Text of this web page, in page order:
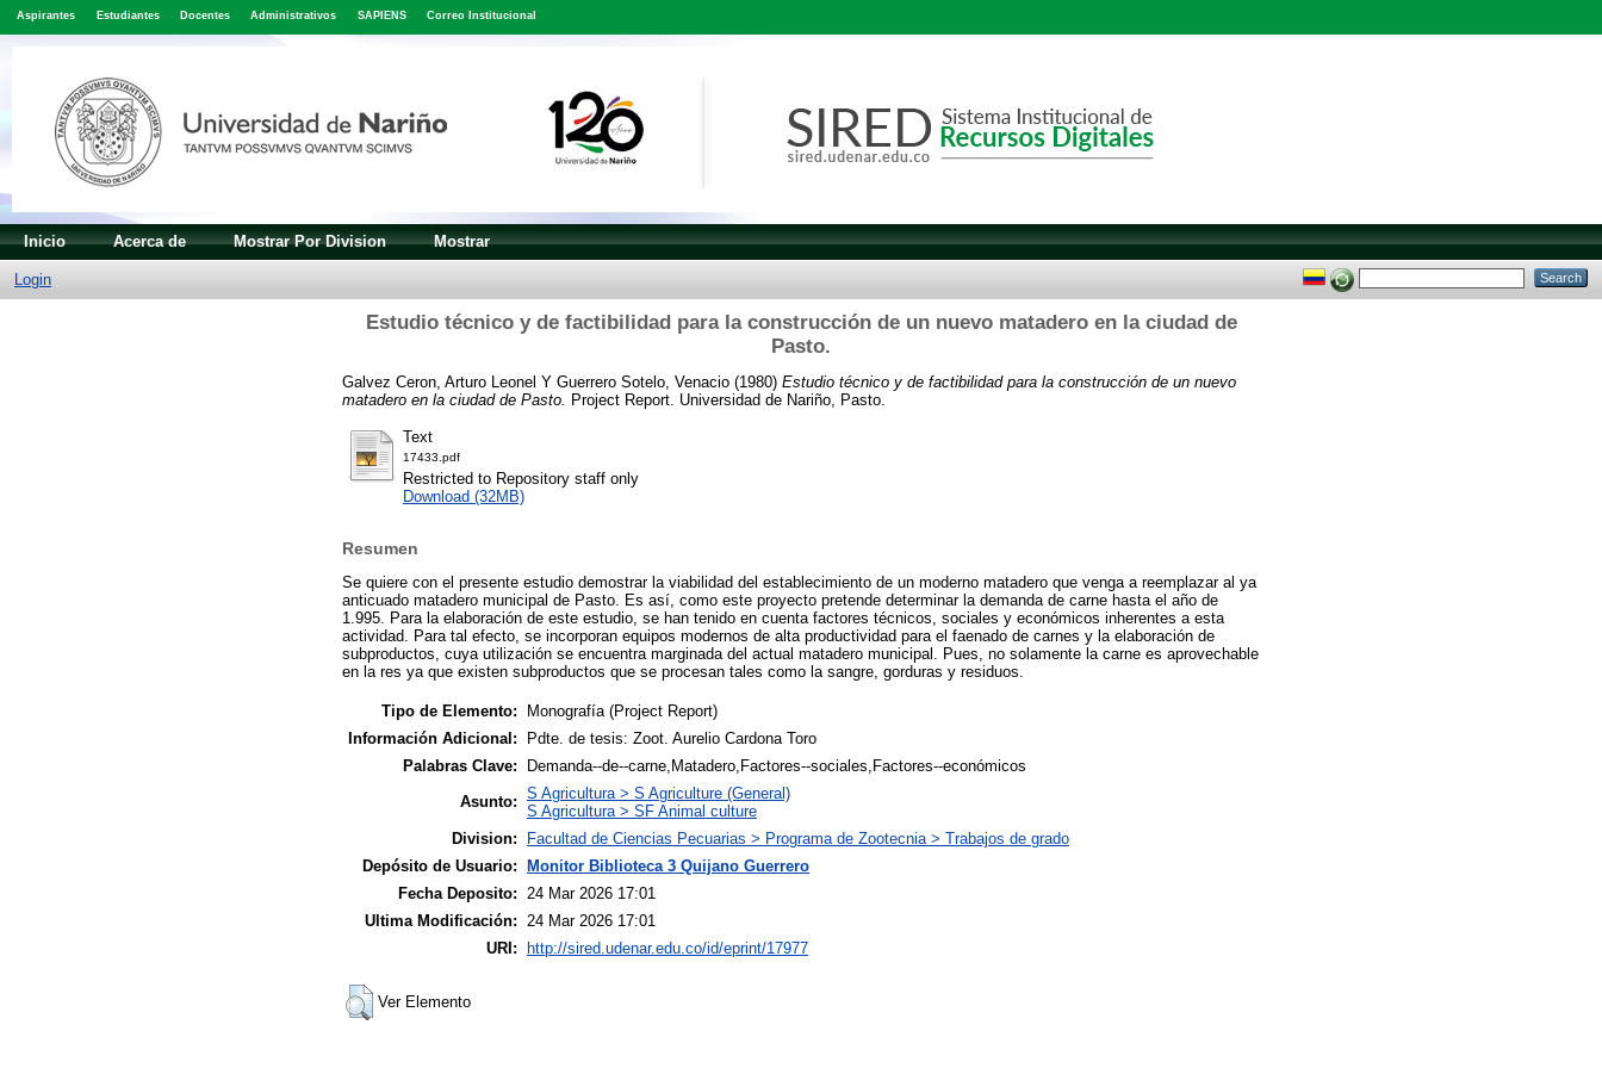
Aspirantes Estudiantes Docentes Administrativos SAPIENS Correo Institucional
Inicio Acerca de Mostrar Por Division Mostrar
Login
Estudio técnico y de factibilidad para la construcción de un nuevo matadero en la ciudad de
Pasto.
Galvez Ceron, Arturo Leonel Y Guerrero Sotelo, Venacio (1980) Estudio técnico y de factibilidad para la construcción de un nuevo
matadero en la ciudad de Pasto. Project Report. Universidad de Nariño, Pasto.
Text
17433.pdf
Restricted to Repository staff only
Download (32MB)
Resumen
Se quiere con el presente estudio demostrar la viabilidad del establecimiento de un moderno matadero que venga a reemplazar al ya
anticuado matadero municipal de Pasto. Es así, como este proyecto pretende determinar la demanda de carne hasta el año de
1.995. Para la elaboración de este estudio, se han tenido en cuenta factores técnicos, sociales y económicos inherentes a esta
actividad. Para tal efecto, se incorporan equipos modernos de alta productividad para el faenado de carnes y la elaboración de
subproductos, cuya utilización se encuentra marginada del actual matadero municipal. Pues, no solamente la carne es aprovechable
en la res ya que existen subproductos que se procesan tales como la sangre, gorduras y residuos.
Tipo de Elemento:
Monografía (Project Report)
Información Adicional:
Pdte. de tesis: Zoot. Aurelio Cardona Toro
Palabras Clave:
Demanda--de--carne,Matadero,Factores--sociales,Factores--económicos
Asunto: S Agricultura > S Agriculture (General)
S Agricultura > SF Animal culture
Division:
Facultad de Ciencias Pecuarias > Programa de Zootecnia > Trabajos de grado
Depósito de Usuario: Monitor Biblioteca 3 Quijano Guerrero
Fecha Deposito:
24 Mar 2026 17:01
Ultima Modificación:
24 Mar 2026 17:01
URI: http://sired.udenar.edu.co/id/eprint/17977
Ver Elemento